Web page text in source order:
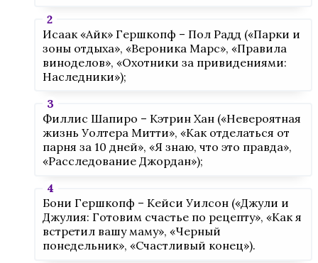
Исаак «Айк» Гершкопф – Пол Радд («Парки и
зоны отдыха», «Вероника Марс», «Правила
виноделов», «Охотники за привидениями:
Наследники»);
Филлис Шапиро – Кэтрин Хан («Невероятная
жизнь Уолтера Митти», «Как отделаться от
парня за 10 дней», «Я знаю, что это правда»,
«Расследование Джордан»);
Бони Гершкопф – Кейси Уилсон («Джули и
Джулия: Готовим счастье по рецепту», «Как я
встретил вашу маму», «Черный
понедельник», «Счастливый конец»).